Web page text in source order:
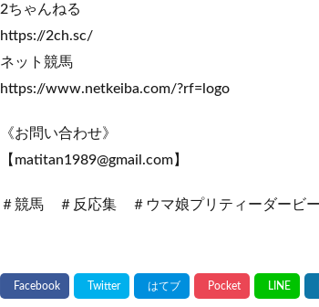
2ちゃんねる
https://2ch.sc/
ネット競馬
https://www.netkeiba.com/?rf=logo
《お問い合わせ》
【matitan1989@gmail.com】
＃競馬 ＃反応集 ＃ウマ娘プリティーダービー